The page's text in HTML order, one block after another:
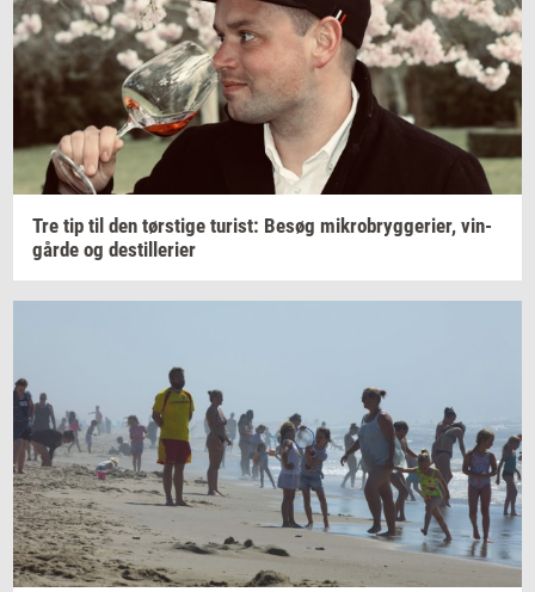
Tre tip til den tørsti­ge turist: Besøg mi­kro­bryg­ge­ri­er, vin­
går­de og destil­le­ri­er